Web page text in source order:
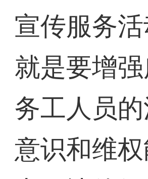
宣传服务活
就是要增
务工人员
意识和维